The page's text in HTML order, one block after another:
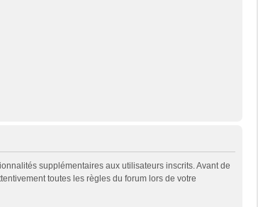
supplémentaires aux utilisateurs inscrits. Avant de
toutes les règles du forum lors de votre